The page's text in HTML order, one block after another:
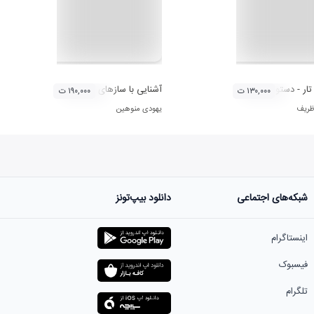
- دستور مقدماتی تار ۱
۱۳۰,۰۰۰ ت آشنایی با سازهای ارکستر سمفونیک
یهودی منوهین
۱۹۰,۰۰۰ ت
شبکه‌های اجتماعی
اینستاگرام
فیسبوک
تلگرام
دانلود بیپ‌تونز